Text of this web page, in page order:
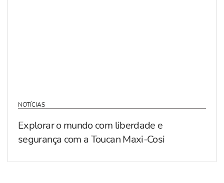
NOTÍCIAS
Explorar o mundo com liberdade e
segurança com a Toucan Maxi-Cosi